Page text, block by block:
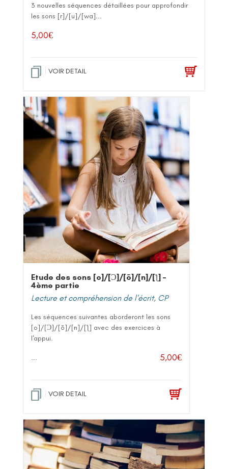
3 nouvelles séquences détaillées pour approfondir
les sons [r]/[u]/[wa]...
5,00€
VOIR DETAIL
Etude des sons [o]/[Ɔ]/[õ]/[n]/[ƪ] –
4ème partie
Lecture et compréhension de l'écrit, CP
Les séquences suivantes aborderont les sons
[o]/[Ɔ]/[õ]/[n]/[ƪ] avec des exercices à
l'appui.
... 5,00€
VOIR DETAIL